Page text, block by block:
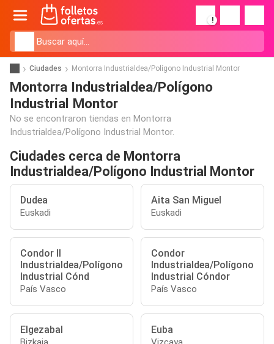
!
Ciudades Montorra Industrialdea/Polígono Industrial Montor
Montorra Industrialdea/Polígono
Industrial Montor
No se encontraron tiendas en Montorra
Industrialdea/Polígono Industrial Montor.
Ciudades cerca de Montorra
Industrialdea/Polígono Industrial Montor
Dudea
Euskadi
Aita San Miguel
Euskadi
Condor II
Industrialdea/Polígono
Industrial Cónd
País Vasco
Condor
Industrialdea/Polígono
Industrial Cóndor
País Vasco
Elgezabal Euba